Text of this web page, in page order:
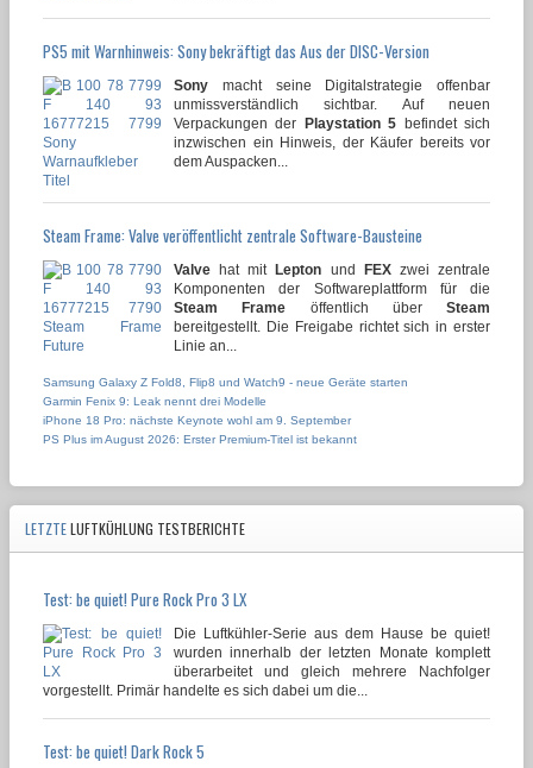
PS5 mit Warnhinweis: Sony bekräftigt das Aus der DISC-Version
Sony macht seine Digitalstrategie offenbar
unmissverständlich sichtbar. Auf neuen
Verpackungen der Playstation 5 befindet sich
inzwischen ein Hinweis, der Käufer bereits vor
dem Auspacken...
Steam Frame: Valve veröffentlicht zentrale Software-Bausteine
Valve hat mitLepton und FEXzwei zentrale
Komponenten der Softwareplattform für die
Steam Frame öffentlich über Steam
bereitgestellt. Die Freigabe richtet sich in erster
Linie an...
Samsung Galaxy Z Fold8, Flip8 und Watch9 - neue Geräte starten
Garmin Fenix 9: Leak nennt drei Modelle
iPhone 18 Pro: nächste Keynote wohl am 9. September
PS Plus im August 2026: Erster Premium-Titel ist bekannt
LETZTELUFTKÜHLUNG TESTBERICHTE
Test: be quiet! Pure Rock Pro 3 LX
Die Luftkühler-Serie aus dem Hause be quiet!
wurden innerhalb der letzten Monate komplett
überarbeitet und gleich mehrere Nachfolger
vorgestellt. Primär handelte es sich dabei um die...
Test: be quiet! Dark Rock 5